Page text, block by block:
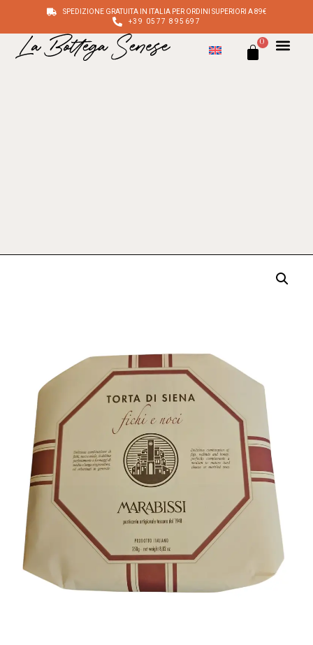
SPEDIZIONE GRATUITA IN ITALIA PER ORDINI SUPERIORI A 89€
+39 0577 895697
0